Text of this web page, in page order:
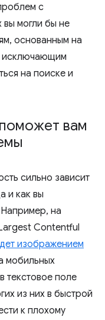
с
вы могли бы не
основанным на
исключающим
на поиске и
вам
сильно зависит
и как вы
на
Contentful
изображением
мобильных
текстовое поле
из них в быстрой
к плохому